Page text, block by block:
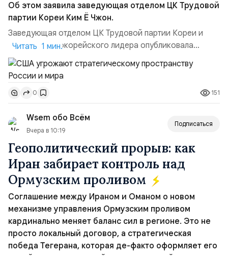
Об этом заявила заведующая отделом ЦК Трудовой
партии Кореи Ким Ё Чжон.
Заведующая отделом ЦК Трудовой партии Кореи и
сестра северокорейского лидера опубликовала
заявление для прессы в ответ на проведение Токио
совместных с флотом США запусков крылатых ракет
Томагавк.«Япония отбросила обманчивую видимость
„исключительно оборонительной страны“ и выносит
вопрос о собственном ядерном вооружении на
всеобщее обозрение, одновреме...
Читать 1 мин.
0 151
Wsem обо Всём
Вчера в 10:19
Подписаться
Геополитический прорыв: как
Иран забирает контроль над
Ормузским проливом
Соглашение между Ираном и Оманом о новом
механизме управления Ормузским проливом
кардинально меняет баланс сил в регионе. Это не
просто локальный договор, а стратегическая
победа Тегерана, которая де-факто оформляет его